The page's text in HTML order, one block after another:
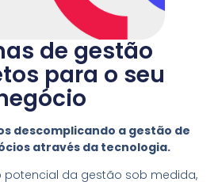
de gestão
para o seu
descomplicando a gestão de
através da tecnologia.
potencial da gestão sob medida,